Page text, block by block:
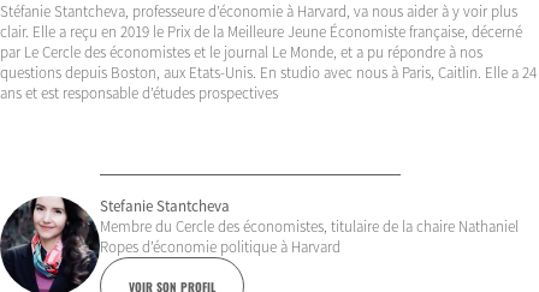
Stéfanie Stantcheva, professeure d’économie à Harvard, va nous aider à y voir plus
clair. Elle a reçu en 2019 le Prix de la Meilleure Jeune Économiste française, décerné
par Le Cercle des économistes et le journal Le Monde, et a pu répondre à nos
questions depuis Boston, aux Etats-Unis. En studio avec nous à Paris, Caitlin. Elle a 24
ans et est responsable d’études prospectives
Stefanie Stantcheva
Membre du Cercle des économistes, titulaire de la chaire Nathaniel
Ropes d’économie politique à Harvard
VOIR SON PROFIL